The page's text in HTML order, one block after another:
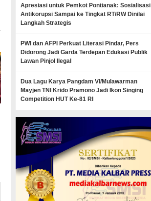
Apresiasi untuk Pemkot Pontianak: Sosialisasi
Antikorupsi Sampai ke Tingkat RT/RW Dinilai
Langkah Strategis
PWI dan AFPI Perkuat Literasi Pindar, Pers
Didorong Jadi Garda Terdepan Edukasi Publik
Lawan Pinjol Ilegal
Dua Lagu Karya Pangdam VI/Mulawarman
Mayjen TNI Krido Pramono Jadi Ikon Singing
Competition HUT Ke-81 RI